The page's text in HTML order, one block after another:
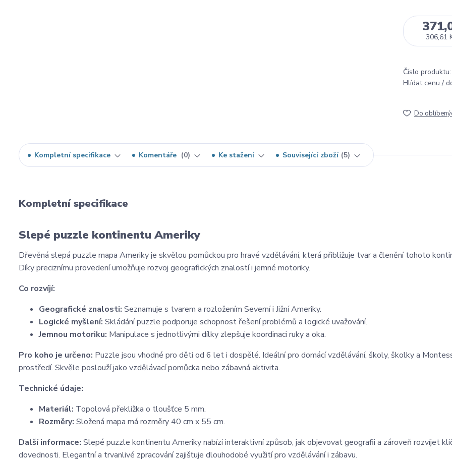
306,61
Číslo produktu:
Hlídat cenu /
Do
Kompletní specifikace Komentáře 0 Ke stažení Související zboží 5
Kompletní specifikace
Slepé puzzle kontinentu Ameriky
Dřevěná slepá puzzle mapa Ameriky je skvělou pomůckou pro hravé vzdělávání, která přibližuje tvar a členění tohoto
Díky preciznímu provedení umožňuje rozvoj geografických znalostí i jemné motoriky.
Co rozvíjí:
Geografické znalosti: Seznamuje s tvarem a rozložením Severní i Jižní Ameriky.
Logické myšlení: Skládání puzzle podporuje schopnost řešení problémů a logické uvažování.
Jemnou motoriku: Manipulace s jednotlivými dílky zlepšuje koordinaci ruky a oka.
Pro koho je určeno: Puzzle jsou vhodné pro děti od 6 let i dospělé. Ideální pro domácí vzdělávání, školy, školky a
prostředí. Skvěle poslouží jako vzdělávací pomůcka nebo zábavná aktivita.
Technické údaje:
Materiál: Topolová překližka o tloušťce 5 mm.
Rozměry: Složená mapa má rozměry 40 cm x 55 cm.
Další informace: Slepé puzzle kontinentu Ameriky nabízí interaktivní způsob, jak objevovat geografii a zároveň rozvíjet
dovednosti. Elegantní a trvanlivé zpracování zajišťuje dlouhodobé využití pro vzdělávání i zábavu.